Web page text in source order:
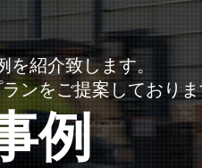
紹介致します。
ンをご提案しており
例